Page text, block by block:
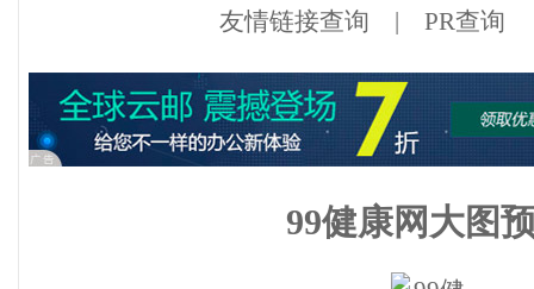
友情链接查询
PR查询
99健康网大图